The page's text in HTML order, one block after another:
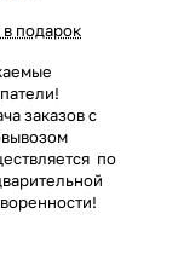
подарок
заказов с
по